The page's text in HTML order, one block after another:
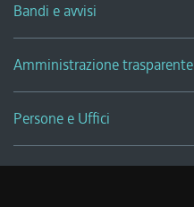
Bandi e avvisi
Amministrazione trasparente
Persone e Uffici
Sala Tiziano Tessitori